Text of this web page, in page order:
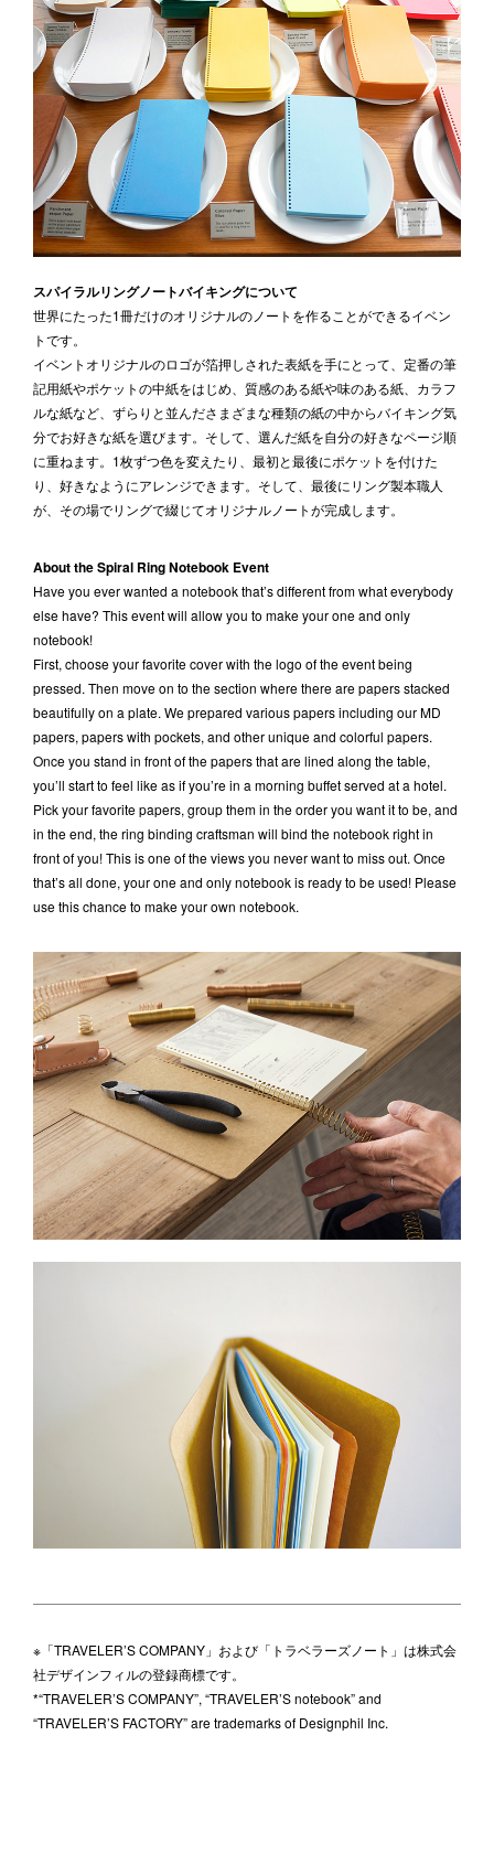
スパイラルリングノートバイキングについて
世界にたった1冊だけのオリジナルのノートを作ることができるイベン
トです。
イベントオリジナルのロゴが箔押しされた表紙を手にとって、定番の筆
記用紙やポケットの中紙をはじめ、質感のある紙や味のある紙、カラフ
ルな紙など、ずらりと並んださまざまな種類の紙の中からバイキング気
分でお好きな紙を選びます。そして、選んだ紙を自分の好きなページ順
に重ねます。1枚ずつ色を変えたり、最初と最後にポケットを付けた
り、好きなようにアレンジできます。そして、最後にリング製本職人
が、その場でリングで綴じてオリジナルノートが完成します。
About the Spiral Ring Notebook Event
Have you ever wanted a notebook that’s different from what everybody
else have? This event will allow you to make your one and only
notebook!
First, choose your favorite cover with the logo of the event being
pressed. Then move on to the section where there are papers stacked
beautifully on a plate. We prepared various papers including our MD
papers, papers with pockets, and other unique and colorful papers.
Once you stand in front of the papers that are lined along the table,
you’ll start to feel like as if you’re in a morning buffet served at a hotel.
Pick your favorite papers, group them in the order you want it to be, and
in the end, the ring binding craftsman will bind the notebook right in
front of you! This is one of the views you never want to miss out. Once
that’s all done, your one and only notebook is ready to be used! Please
use this chance to make your own notebook.
※「TRAVELER’S COMPANY」および「トラベラーズノート」は株式会
社デザインフィルの登録商標です。
*“TRAVELER’S COMPANY”, “TRAVELER’S notebook” and
“TRAVELER’S FACTORY” are trademarks of Designphil Inc.